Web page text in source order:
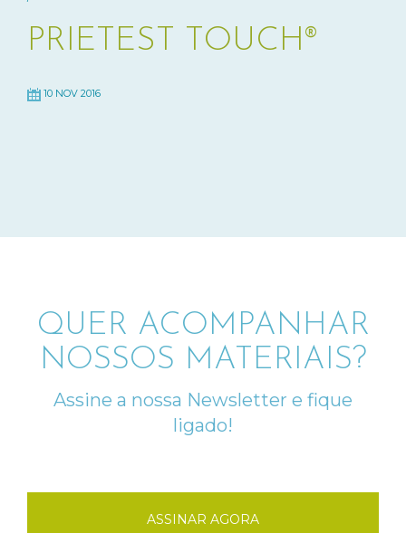
PRIETEST TOUCH®
10 NOV 2016
QUER ACOMPANHAR
NOSSOS MATERIAIS?
Assine a nossa Newsletter e fique
ligado!
ASSINAR AGORA